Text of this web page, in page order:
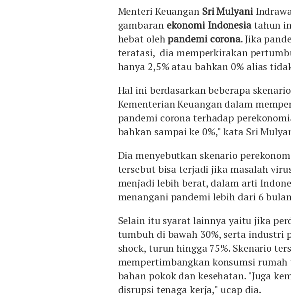
Menteri Keuangan Sri Mulyani
gambaran ekonomi Indonesiatahun
hebat olehpandemi corona. Jika
teratasi, dia memperkirakan
hanya 2,5% atau bahkan 0% alias
Hal ini berdasarkan beberapa
Kementerian Keuangan dalam
pandemi corona terhadap
bahkan sampai ke 0%," kata Sri
Dia menyebutkan skenario
tersebut bisa terjadi jika masalah
menjadi lebih berat, dalam arti
menangani pandemi lebih dari 6
Selain itu syarat lainnya yaitu jika
tumbuh di bawah 30%, serta industri
shock, turun hingga 75%. Skenario
mempertimbangkan konsumsi
bahan pokok dan kesehatan. "Juga
disrupsi tenaga kerja," ucap dia.